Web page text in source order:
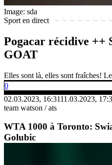
Image: sda
Sport en direct
Pogacar récidive ++
GOAT
Elles sont là, elles sont fraîches!
0
02.03.2023, 16:3111.03.2023,
team watson / ats
WTA 1000 à Toronto:
Golubic